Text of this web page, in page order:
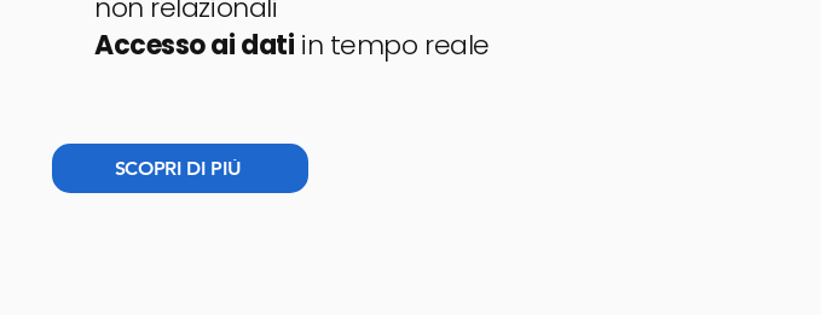
non relazionali
Accesso ai dati in tempo reale
SCOPRI DI PIÚ